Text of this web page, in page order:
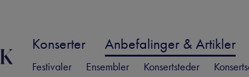
Konserter Anbefalinger & Artikler
Festivaler Ensembler Konsertsteder